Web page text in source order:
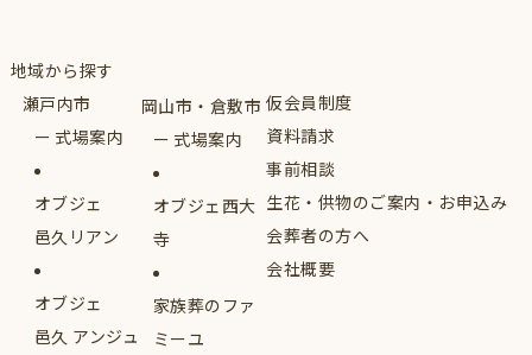
地域から探す
瀬戸内市
式場案内
オブジェ
邑久リアン
オブジェ
邑久 アンジュ
岡山市・倉敷市
式場案内
オブジェ西大
寺
家族葬のファ
ミーユ
仮会員制度
資料請求
事前相談
生花・供物のご案内・お申込み
会葬者の方へ
会社概要